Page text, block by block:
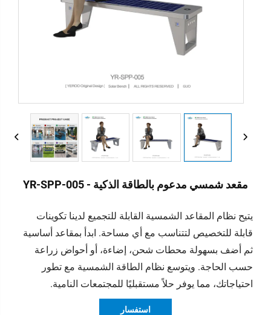
مقعد شمسي مدعوم بالطاقة الذكية - YR-SPP-005
يتيح نظام المقاعد الشمسية القابلة للتجميع لدينا تكوينات
قابلة للتخصيص لتتناسب مع أي مساحة. ابدأ بمقاعد أساسية
ثم أضف بسهولة محطات شحن، إضاءة، أو أحواض زراعة
حسب الحاجة. ويتوسع نظام الطاقة الشمسية مع تطور
احتياجاتك، مما يوفر حلاً مستقبليًا للمجتمعات النامية.
استفسار